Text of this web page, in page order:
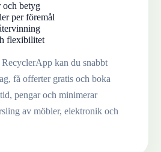
och betyg
per föremål
flexibilitet
kan du snabbt
få offerter gratis och boka
pengar och minimerar
av möbler, elektronik och